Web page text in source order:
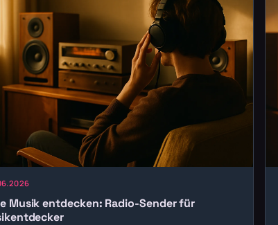
Musik entdecken: Radio-Sender für